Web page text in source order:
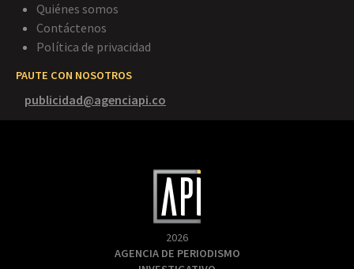
Quiénes somos
Contáctenos
Política de privacidad
PAUTE CON NOSOTROS
publicidad@agenciapi.co
2026
AGENCIA DE PERIODISMO